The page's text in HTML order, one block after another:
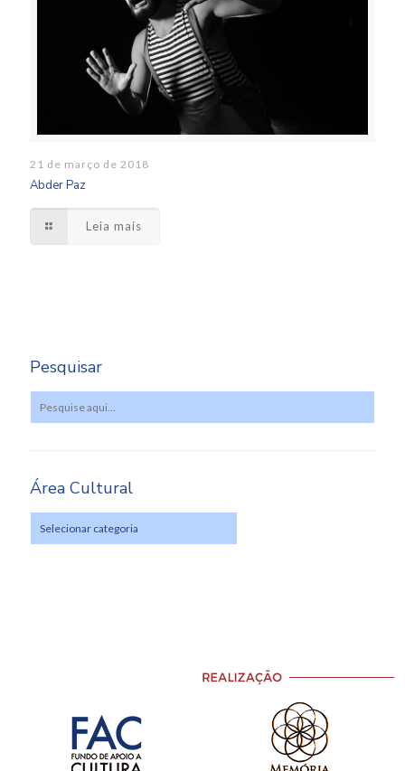
21 de março de 2018
Abder Paz
Leia mais
Pesquisar
Área Cultural